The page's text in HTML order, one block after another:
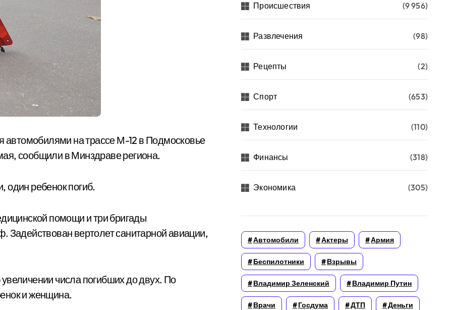
автомобилями на трассе М-12 в Подмосковье
сообщили в Минздраве региона.
один ребенок погиб.
помощи и три бригады
Задействован вертолет санитарной авиации,
числа погибших до двух. По
и женщина.
Происшествия (9 956)
Развлечения (98)
Рецепты (2)
Спорт (653)
Технологии (110)
Финансы (318)
Экономика (305)
Автомобили Актеры Армия
Беспилотники Взрывы
Владимир Зеленский Владимир Путин
Врачи Госдума ДТП Деньги